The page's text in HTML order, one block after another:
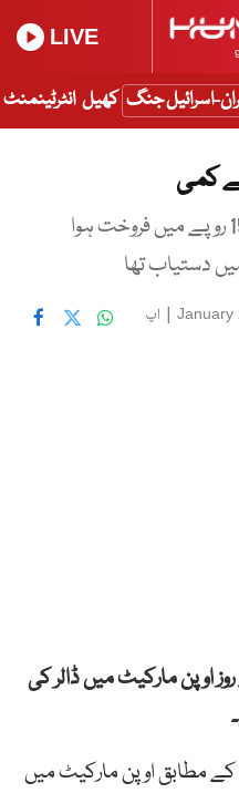
LIVE
اسرائیل جنگ کھیل انٹرٹینمنٹ
اوپن مارکیٹ میں ڈالر آج 154.90 روپے میں فروخت ہوا
January
| اپ
اوپن مارکیٹ میں ڈالر کی
مطابق اوپن مارکیٹ میں